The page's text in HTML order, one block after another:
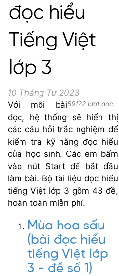
đọc hiểu
Tiếng Việt
lớp 3
10 Tháng Tư 2023
59122 lượt đọc
Với mỗi bài
đọc, hệ thống sẽ hiển thị
các câu hỏi trắc nghiệm để
kiểm tra kỹ năng đọc hiểu
của học sinh. Các em bấm
vào nút Start để bắt đầu
làm bài. Bộ tài liệu đọc hiểu
tiếng Việt lớp 3 gồm 43 đề,
hoàn toàn miễn phí.
Mùa hoa sấu
(bài đọc hiểu
tiếng Việt lớp
3 - đề số 1)